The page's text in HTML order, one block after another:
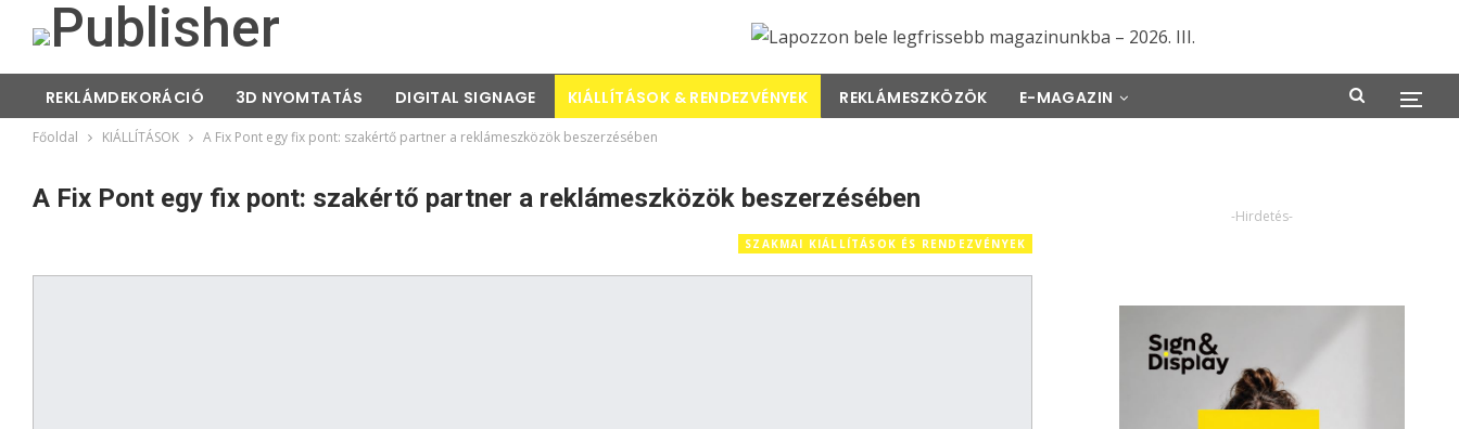
REKLÁMDEKORÁCIÓ 3D NYOMTATÁS DIGITAL SIGNAGE KIÁLLÍTÁSOK & RENDEZVÉNYEK REKLÁMESZKÖZÖK E-MAGAZIN
Főoldal KIÁLLÍTÁSOK A Fix Pont egy fix pont: szakértő partner a reklámeszközök beszerzésében
A Fix Pont egy fix pont: szakértő partner a reklámeszközök beszerzésében
SZAKMAI KIÁLLÍTÁSOK ÉS RENDEZVÉNYEK
-Hirdetés-